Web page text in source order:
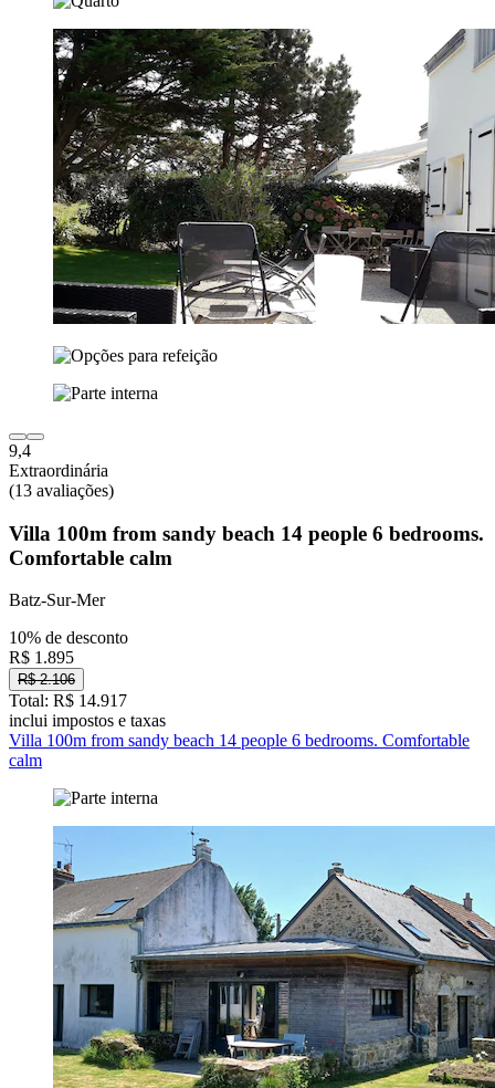
9,4
Extraordinária
(13 avaliações)
Villa 100m from sandy beach 14 people 6 bedrooms.
Comfortable calm
Batz-Sur-Mer
10% de desconto
R$ 1.895
R$ 2.106
Total: R$ 14.917
inclui impostos e taxas
Villa 100m from sandy beach 14 people 6 bedrooms. Comfortable
calm